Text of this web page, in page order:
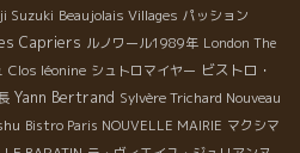
Suzuki Beaujolais Villages パッション
Capriers ルノワール1989年 London The
Clos léonine シュトロマイヤー ビストロ・
Yann Bertrand Sylvère Trichard Nouveau
Bistro Paris NOUVELLE MAIRIE マクシマ